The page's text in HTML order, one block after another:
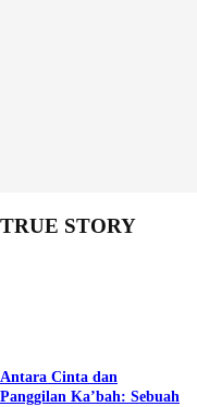
TRUE STORY
Antara Cinta dan
Panggilan Ka’bah: Sebuah